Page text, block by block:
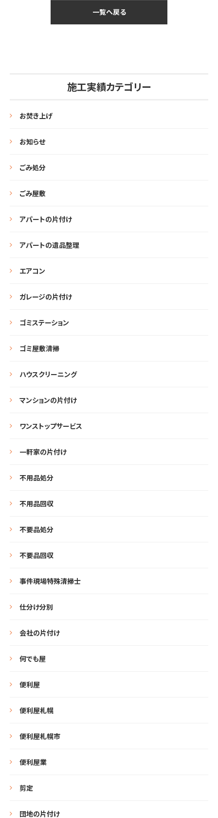
一覧へ戻る
施工実績カテゴリー
お焚き上げ
お知らせ
ごみ処分
ごみ屋敷
アパートの片付け
アパートの遺品整理
エアコン
ガレージの片付け
ゴミステーション
ゴミ屋敷清掃
ハウスクリーニング
マンションの片付け
ワンストップサービス
一軒家の片付け
不用品処分
不用品回収
不要品処分
不要品回収
事件現場特殊清掃士
仕分け分別
会社の片付け
何でも屋
便利屋
便利屋札幌
便利屋札幌市
便利屋業
剪定
団地の片付け